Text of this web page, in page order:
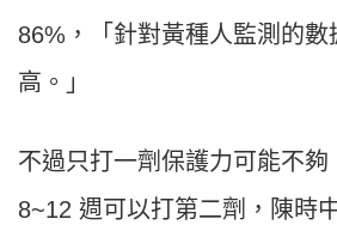
86%，「針對黃種人監測的數
高。」
不過只打一劑保護力可能不夠
8~12 週可以打第二劑，陳時